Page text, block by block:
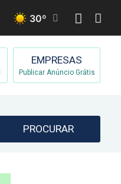
30º
EMPRESAS
Publicar Anúncio Grátis
PROCURAR